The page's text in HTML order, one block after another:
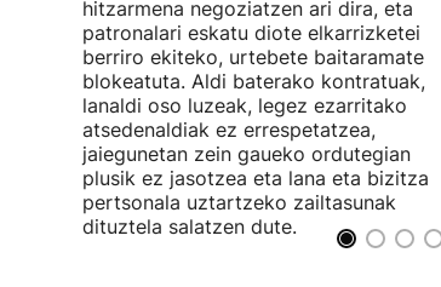
hitzarmena negoziatzen ari dira, eta
patronalari eskatu diote elkarrizketei
berriro ekiteko, urtebete baitaramate
blokeatuta. Aldi baterako kontratuak,
lanaldi oso luzeak, legez ezarritako
atsedenaldiak ez errespetatzea,
jaiegunetan zein gaueko ordutegian
plusik ez jasotzea eta lana eta bizitza
pertsonala uztartzeko zailtasunak
dituztela salatzen dute.